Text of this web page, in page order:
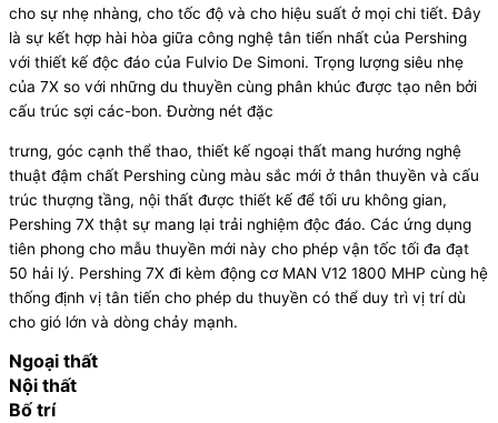
cho sự nhẹ nhàng, cho tốc độ và cho hiệu suất ở mọi chi tiết. Đây
là sự kết hợp hài hòa giữa công nghệ tân tiến nhất của Pershing
với thiết kế độc đáo của Fulvio De Simoni. Trọng lượng siêu nhẹ
của 7X so với những du thuyền cùng phân khúc được tạo nên bởi
cấu trúc sợi các-bon. Đường nét đặc
trưng, góc cạnh thể thao, thiết kế ngoại thất mang hướng nghệ
thuật đậm chất Pershing cùng màu sắc mới ở thân thuyền và cấu
trúc thượng tầng, nội thất được thiết kế để tối ưu không gian,
Pershing 7X thật sự mang lại trải nghiệm độc đáo. Các ứng dụng
tiên phong cho mẫu thuyền mới này cho phép vận tốc tối đa đạt
50 hải lý. Pershing 7X đi kèm động cơ MAN V12 1800 MHP cùng hệ
thống định vị tân tiến cho phép du thuyền có thể duy trì vị trí dù
cho gió lớn và dòng chảy mạnh.
Ngoại thất
Nội thất
Bố trí